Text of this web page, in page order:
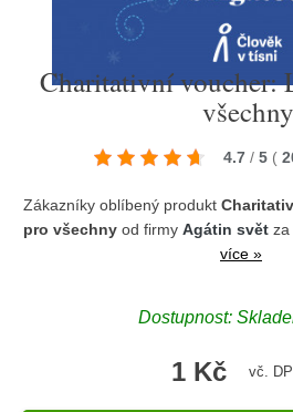
Charitativní voucher:
všechny
4.7 / 5 (
Zákazníky oblíbený produkt
pro všechny od firmy Agátin svět za
více »
Dostupnost:
1 Kč vč.